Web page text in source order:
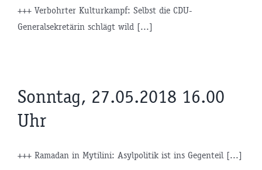
+++ Verbohrter Kulturkampf: Selbst die CDU-
Generalsekretärin schlägt wild [...]
Sonntag, 27.05.2018 16.00
Uhr
+++ Ramadan in Mytilini: Asylpolitik ist ins Gegenteil [...]